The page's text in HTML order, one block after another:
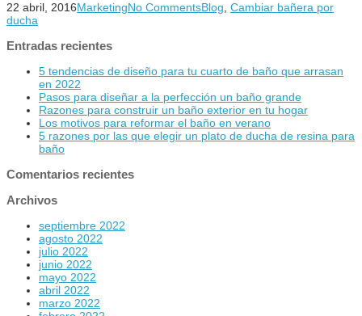
22 abril, 2016MarketingNo CommentsBlog Cambiar bañera por
ducha
Entradas recientes
5 tendencias de diseño para tu cuarto de baño que arrasan
en 2022
Pasos para diseñar a la perfección un baño grande
Razones para construir un baño exterior en tu hogar
Los motivos para reformar el baño en verano
5 razones por las que elegir un plato de ducha de resina para
baño
Comentarios recientes
Archivos
septiembre 2022
agosto 2022
julio 2022
junio 2022
mayo 2022
abril 2022
marzo 2022